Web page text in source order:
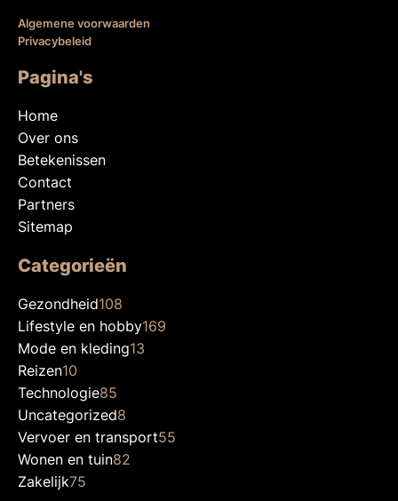
Algemene voorwaarden
Privacybeleid
Pagina's
Home
Over ons
Betekenissen
Contact
Partners
Sitemap
Categorieën
Gezondheid108
Lifestyle en hobby169
Mode en kleding13
Reizen10
Technologie85
Uncategorized8
Vervoer en transport55
Wonen en tuin82
Zakelijk75